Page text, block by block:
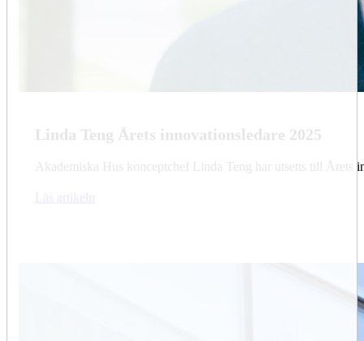
Linda Teng Årets innovationsledare 2025
Akademiska Hus konceptchef Linda Teng har utsetts till Årets
Läs artikeln